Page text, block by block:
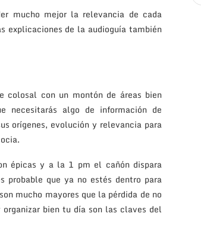
mucho mejor la relevancia de cada
explicaciones de la audioguía también
colosal con un montón de áreas bien
necesitarás algo de información de
orígenes, evolución y relevancia para
épicas y a la 1 pm el cañón dispara
probable que ya no estés dentro para
mucho mayores que la pérdida de no
bien tu día son las claves del